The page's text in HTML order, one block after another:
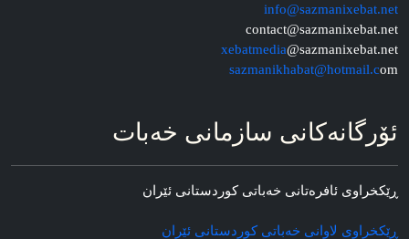
info@sazmanixebat.net
contact@sazmanixebat.net
xebatmedia@sazmanixebat.net
sazmanikhabat@hotmail.com
ئۆرگانه‌کانی سازمانی خه‌بات
ڕێکخراوی ئافره‌تانی خه‌باتی کوردستانی ئێران
ڕێکخراوی لاوانی خه‌باتی کوردستانی ئێران